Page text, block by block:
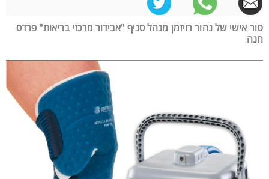
טור אישי של נהור רויזמן מנהל סניף "אבידור מרכזי בריאות" פרדס
חנה